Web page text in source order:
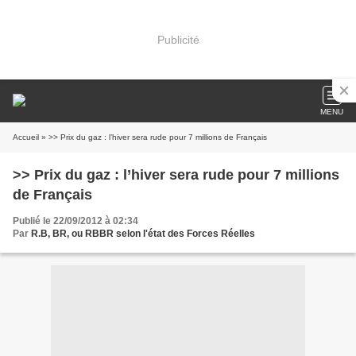
Publicité
MENU
Accueil » >> Prix du gaz : l’hiver sera rude pour 7 millions de Français
>> Prix du gaz : l’hiver sera rude pour 7 millions
de Français
Publié le 22/09/2012 à 02:34
Par R.B, BR, ou RBBR selon l'état des Forces Réelles